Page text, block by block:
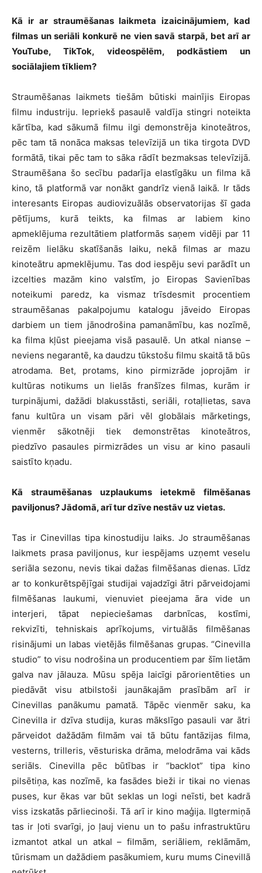
Kā ir ar straumēšanas laikmeta izaicinājumiem, kad
filmas un seriāli konkurē ne viensavā starpā, bet arī ar
YouTube, TikTok, videospēlēm, podkāstiem un
sociālajiem tīkliem?
Straumēšanas laikmets tiešām būtiski mainījis Eiropas
filmu industriju. Iepriekš pasaulē valdīja stingri noteikta
kārtība, kad sākumā filmu ilgi demonstrēja kinoteātros,
pēc tam tā nonāca maksas televīzijā un tika tirgota DVD
formātā, tikai pēc tam to sāka rādīt bezmaksas televīzijā.
Straumēšana šo secību padarīja elastīgāku un filma kā
kino, tā platformā var nonākt gandrīz vienā laikā. Ir tāds
interesants Eiropas audiovizuālās observatorijas šī gada
pētījums, kurā teikts, ka filmas ar labiem kino
apmeklējuma rezultātiem platformās saņem vidēji par 11
reizēm lielāku skatīšanās laiku, nekā filmas ar mazu
kinoteātru apmeklējumu. Tas dod iespēju sevi parādīt un
izcelties mazām kino valstīm, jo Eiropas Savienības
noteikumi paredz, ka vismaz trīsdesmit procentiem
straumēšanas pakalpojumu katalogu jāveido Eiropas
darbiem un tiem jānodrošina pamanāmību, kas nozīmē,
ka filma kļūst pieejama visā pasaulē. Un atkal nianse –
neviens negarantē, ka daudzu tūkstošu filmu skaitā tā būs
atrodama. Bet, protams, kino pirmizrāde joprojām ir
kultūras notikums un lielās franšīzes filmas, kurām ir
turpinājumi, dažādi blakusstāsti, seriāli, rotaļlietas, sava
fanu kultūra un visam pāri vēl globālais mārketings,
vienmēr sākotnēji tiek demonstrētas kinoteātros,
piedzīvo pasaules pirmizrādes un visu ar kino pasauli
saistīto kņadu.
Kā straumēšanas uzplaukums ietekmē filmēšanas
paviljonus? Jādomā, arī tur dzīve nestāv uz vietas.
Tas ir Cinevillas tipa kinostudiju laiks. Jo straumēšanas
laikmets prasa paviljonus, kur iespējams uzņemt veselu
seriāla sezonu, nevis tikai dažas filmēšanas dienas. Līdz
ar to konkurētspējīgai studijai vajadzīgi ātri pārveidojami
filmēšanas laukumi, vienuviet pieejama āra vide un
interjeri, tāpat nepieciešamas darbnīcas, kostīmi,
rekvizīti, tehniskais aprīkojums, virtuālās filmēšanas
risinājumi un labas vietējās filmēšanas grupas. “Cinevilla
studio” to visu nodrošina un producentiem par šīm lietām
galva nav jālauza. Mūsu spēja laicīgi pārorientēties un
piedāvāt visu atbilstoši jaunākajām prasībām arī ir
Cinevillas panākumu pamatā. Tāpēc vienmēr saku, ka
Cinevilla ir dzīva studija, kuras mākslīgo pasauli var ātri
pārveidot dažādām filmām vai tā būtu fantāzijas filma,
vesterns, trilleris, vēsturiska drāma, melodrāma vai kāds
seriāls. Cinevilla pēc būtības ir “backlot” tipa kino
pilsētiņa, kas nozīmē, ka fasādes bieži ir tikai no vienas
puses, kur ēkas var būt seklas un logi neīsti, bet kadrā
viss izskatās pārliecinoši. Tā arī ir kino maģija. Ilgtermiņā
tas ir ļoti svarīgi, jo ļauj vienu un to pašu infrastruktūru
izmantot atkal un atkal – filmām, seriāliem, reklāmām,
tūrismam un dažādiem pasākumiem, kuru mums Cinevillā